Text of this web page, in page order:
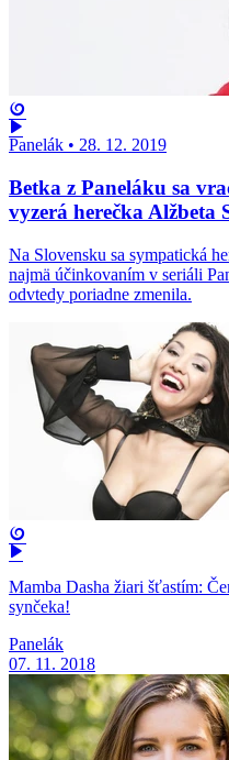
Panelák • 28. 12. 2019
Betka z Paneláku sa
vyzerá herečka Alžbeta
Na Slovensku sa sympatická
najmä účinkovaním v seriáli
odvtedy poriadne zmenila.
Mamba Dasha žiari šťastím:
synčeka!
Panelák
07. 11. 2018